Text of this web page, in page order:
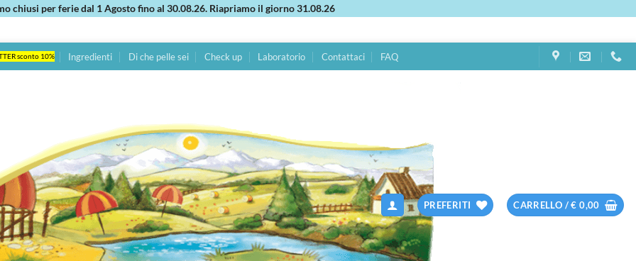
chiusi per ferie dal 1 Agosto fino al 30.08.26. Riapriamo il giorno 31.08.26
sconto 10% Ingredienti Di che pelle sei Check up Laboratorio Contattaci FAQ
PREFERITI CARRELLO /€ 0,00